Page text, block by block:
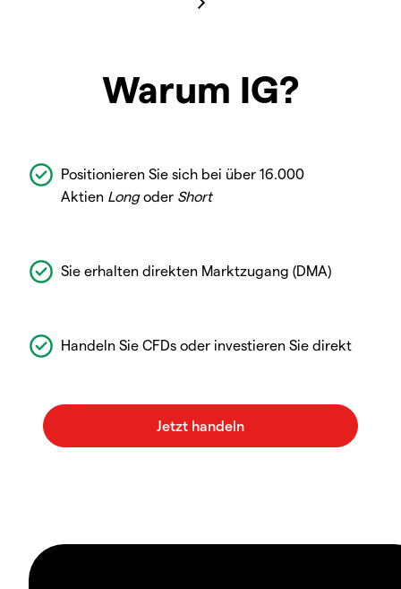
Warum IG?
Positionieren Sie sich bei über 16.000
Aktien Longoder Short
Sie erhalten direkten Marktzugang (DMA)
Handeln Sie CFDs oder investieren Sie direkt